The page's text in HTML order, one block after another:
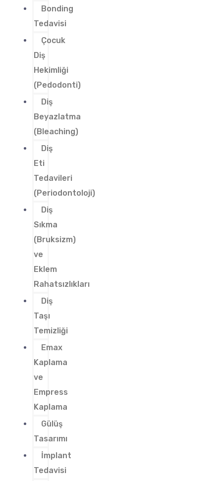
Bonding
Tedavisi
Çocuk
Diş
Hekimliği
(Pedodonti)
Diş
Beyazlatma
(Bleaching)
Diş
Eti
Tedavileri
(Periodontoloji)
Diş
Sıkma
(Bruksizm)
ve
Eklem
Rahatsızlıkları
Diş
Taşı
Temizliği
Emax
Kaplama
ve
Empress
Kaplama
Gülüş
Tasarımı
İmplant
Tedavisi